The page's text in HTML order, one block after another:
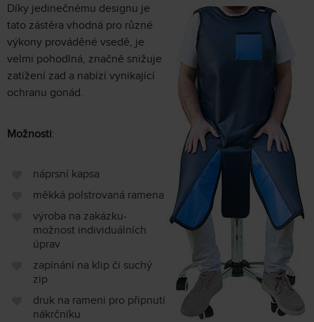
Díky jedinečnému designu je
tato zástěra vhodná pro různé
výkony prováděné vsedě, je
velmi pohodlná, značně snižuje
zatížení zad a nabízí vynikající
ochranu gonád.
Možnosti:
náprsní kapsa
měkká polstrovaná ramena
výroba na zakázku-
možnost individuálních
úprav
zapínání na klip či suchý
zip
druk na rameni pro připnutí
nákrčníku